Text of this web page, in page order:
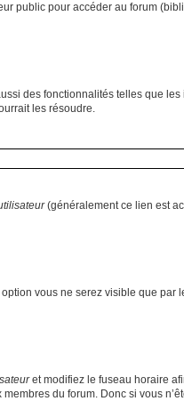
public pour accéder au forum
des fonctionnalités telles que
les résoudre.
(généralement ce lien est
vous ne serez visible que
et modifiez le fuseau horaire
du forum. Donc si vous